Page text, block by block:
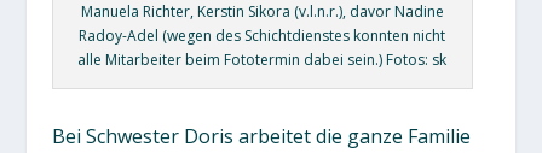
Manuela Richter, Kerstin Sikora (v.l.n.r.), davor Nadine
Radoy-Adel (wegen des Schichtdienstes konnten nicht
alle Mitarbeiter beim Fototermin dabei sein.) Fotos: sk
Bei Schwester Doris arbeitet die ganze Familie